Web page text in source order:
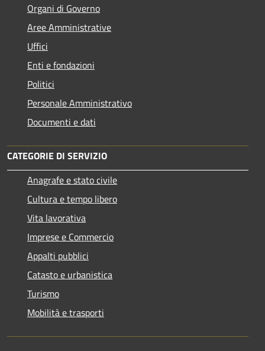
Organi di Governo
Aree Amministrative
Uffici
Enti e fondazioni
Politici
Personale Amministrativo
Documenti e dati
CATEGORIE DI SERVIZIO
Anagrafe e stato civile
Cultura e tempo libero
Vita lavorativa
Imprese e Commercio
Appalti pubblici
Catasto e urbanistica
Turismo
Mobilità e trasporti